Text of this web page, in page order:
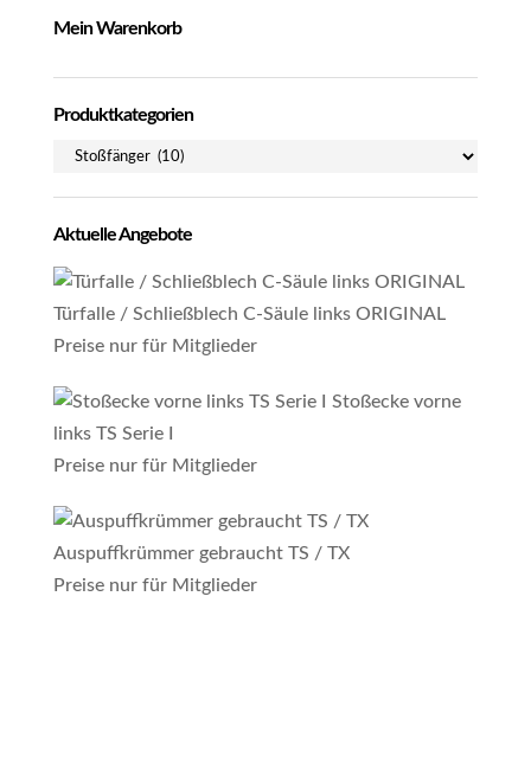
Mein Warenkorb
Produktkategorien
Aktuelle Angebote
Türfalle / Schließblech C-Säule links ORIGINAL
Preise nur für Mitglieder
Stoßecke vorne
links TS Serie I
Preise nur für Mitglieder
Auspuffkrümmer gebraucht TS / TX
Preise nur für Mitglieder